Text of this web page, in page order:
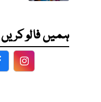
ہمیں فالو کریں
Facebook